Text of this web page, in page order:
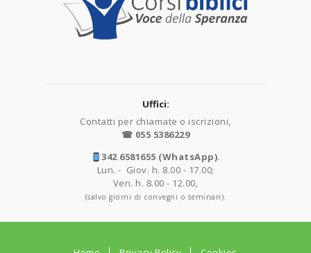
Uffici:
Contatti per chiamate o iscrizioni,
☎ 055 5386229
342 6581655 (WhatsApp).
Lun. - Giov. h. 8.00 - 17.00;
Ven. h. 8.00 - 12.00,
(salvo giorni di convegni o seminari).